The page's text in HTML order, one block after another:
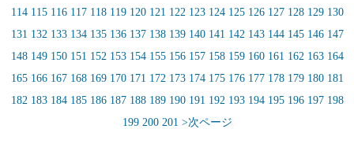
114 115 116 117 118 119 120 121 122 123 124 125 126 127 128 129 130
131 132 133 134 135 136 137 138 139 140 141 142 143 144 145 146 147
148 149 150 151 152 153 154 155 156 157 158 159 160 161 162 163 164
165 166 167 168 169 170 171 172 173 174 175 176 177 178 179 180 181
182 183 184 185 186 187 188 189 190 191 192 193 194 195 196 197 198
199 200 201 >次ページ